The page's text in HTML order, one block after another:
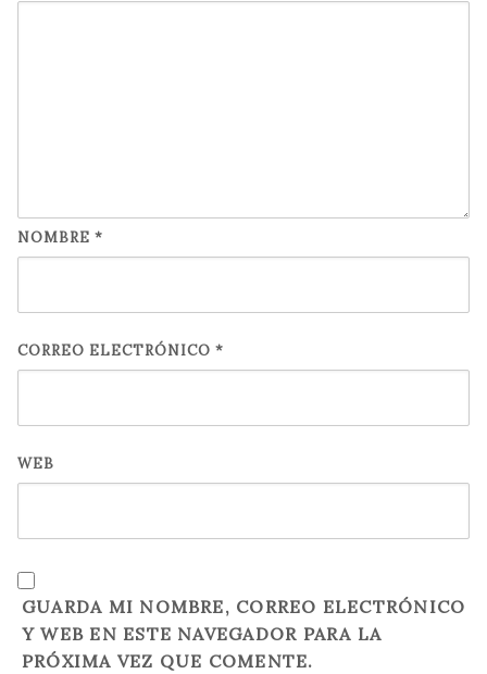
NOMBRE *
CORREO ELECTRÓNICO *
WEB
GUARDA MI NOMBRE, CORREO ELECTRÓNICO
Y WEB EN ESTE NAVEGADOR PARA LA
PRÓXIMA VEZ QUE COMENTE.